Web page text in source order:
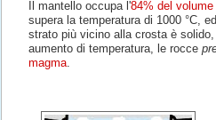
Il mantello occupa l'84% del volume
supera la temperatura di 1000 °C,
strato più vicino alla crosta è
aumento di temperatura, le rocce
magma.